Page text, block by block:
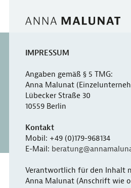
IMPRESSUM
Angaben gemäß § 5 TMG:
Anna Malunat
Lübecker Straße 30
10559 Berlin
Kontakt
Mobil: +49 (0)179-968134
E-Mail:
Verantwortlich für den Inhalt
Anna Malunat (Anschrift wie